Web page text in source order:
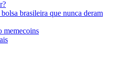
brasileira que nunca deram
memecoins